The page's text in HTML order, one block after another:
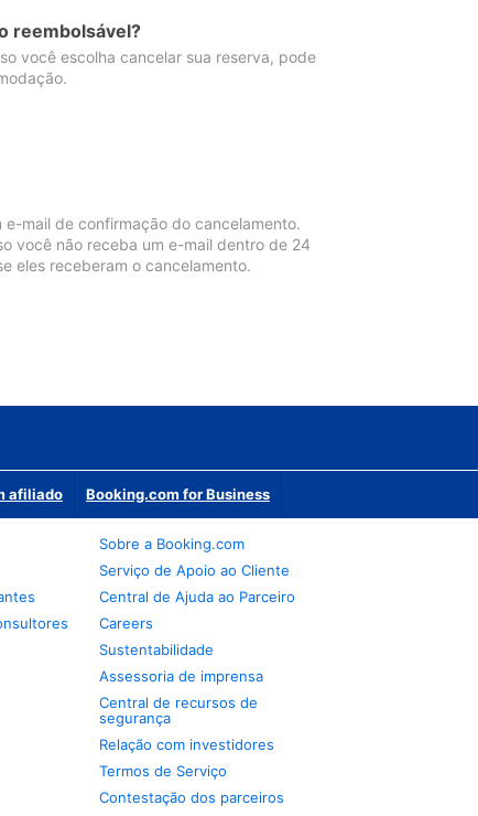
reembolsável?
você escolha cancelar sua reserva, pode
mail de confirmação do cancelamento.
você não receba um e-mail dentro de 24
eles receberam o cancelamento.
afiliado Booking.com for Business
Sobre a Booking.com
Serviço de Apoio ao Cliente
Central de Ajuda ao Parceiro
Careers
Sustentabilidade
Assessoria de imprensa
Central de recursos de
segurança
Relação com investidores
Termos de Serviço
Contestação dos parceiros